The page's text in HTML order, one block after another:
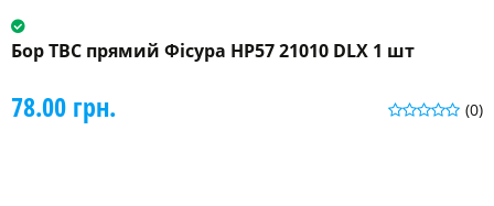
Бор ТВС прямий Фісура HP57 21010 DLX 1 шт
(0)
78.00 грн.